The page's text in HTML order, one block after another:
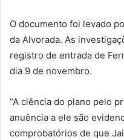
O documento foi levado
da Alvorada. As
registro de entrada de
dia 9 de novembro.
“A ciência do plano pelo
anuência a ele são
comprobatórios de que